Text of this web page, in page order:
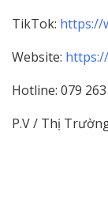
TikTok: https://
Website:
Hotline: 079
P.V / Thị